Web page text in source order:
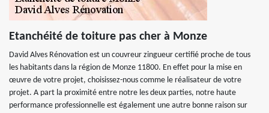
Etanchéité de toiture pas cher à Monze
David Alves Rénovation est un couvreur zingueur certifié proche de tous
les habitants dans la région de Monze 11800. En effet pour la mise en
œuvre de votre projet, choisissez-nous comme le réalisateur de votre
projet. A part la proximité entre notre les deux parties, notre haute
performance professionnelle est également une autre bonne raison sur